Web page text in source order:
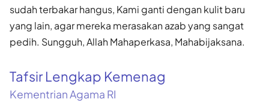
sudah terbakar hangus, Kami ganti dengan kulit baru
yang lain, agar mereka merasakan azab yang sangat
pedih. Sungguh, Allah Mahaperkasa, Mahabijaksana.
Tafsir Lengkap Kemenag
Kementrian Agama RI